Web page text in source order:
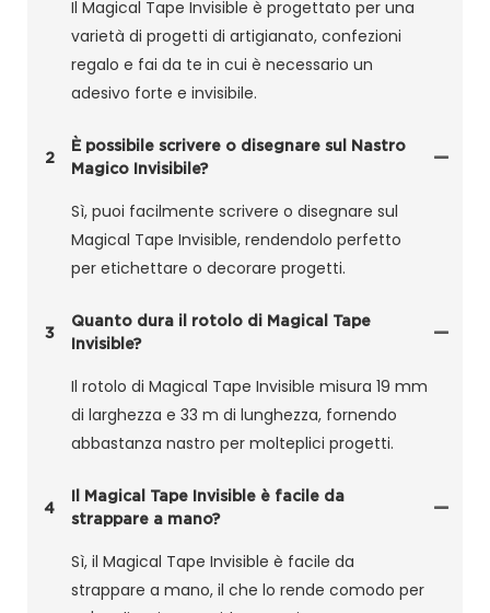
Il Magical Tape Invisible è progettato per una
varietà di progetti di artigianato, confezioni
regalo e fai da te in cui è necessario un
adesivo forte e invisibile.
2
È possibile scrivere o disegnare sul Nastro
Magico Invisibile?
Sì, puoi facilmente scrivere o disegnare sul
Magical Tape Invisible, rendendolo perfetto
per etichettare o decorare progetti.
3
Quanto dura il rotolo di Magical Tape
Invisible?
Il rotolo di Magical Tape Invisible misura 19 mm
di larghezza e 33 m di lunghezza, fornendo
abbastanza nastro per molteplici progetti.
4
Il Magical Tape Invisible è facile da
strappare a mano?
Sì, il Magical Tape Invisible è facile da
strappare a mano, il che lo rende comodo per